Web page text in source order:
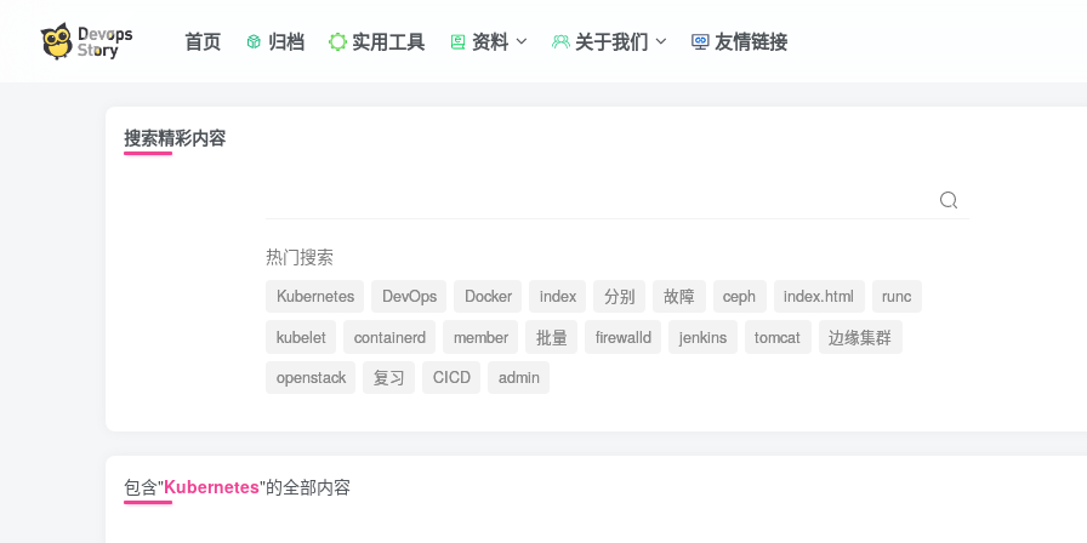
首页 归档 实用工具 资料 关于我们 友情链接
搜索精彩内容
热门搜索
Kubernetes DevOps Docker index 分别 故障 ceph index.html
runc
kubelet
containerd member 批量 firewalld jenkins tomcat
边缘集群
openstack
复习 CICD admin
包含"Kubernetes"的全部内容